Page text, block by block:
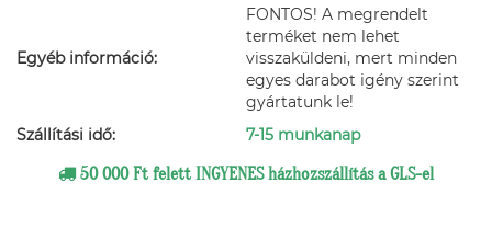
Egyéb információ:
FONTOS! A megrendelt
terméket nem lehet
visszaküldeni, mert minden
egyes darabot igény szerint
gyártatunk le!
Szállítási idő:
7-15 munkanap
50 000 Ft felett INGYENES házhozszállítás a GLS-el